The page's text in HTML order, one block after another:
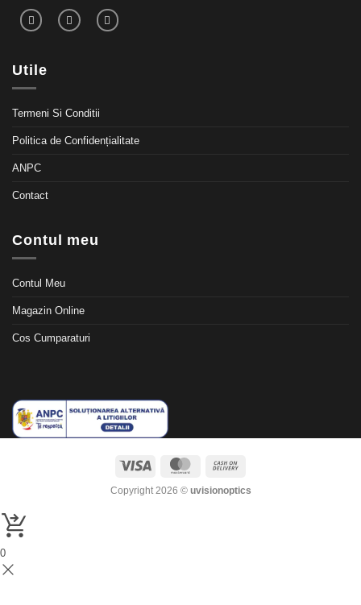
Utile
Termeni Si Conditii
Politica de Confidențialitate
ANPC
Contact
Contul meu
Contul Meu
Magazin Online
Cos Cumparaturi
MasterCard
Delivery
Copyright 2026 © uvisionoptics
0